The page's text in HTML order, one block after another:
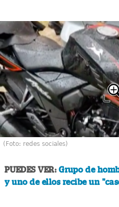
(Foto: redes sociales)
PUEDES VER:Grupo de
y uno de ellos recibe un